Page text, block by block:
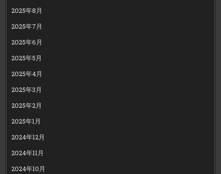
2025年8月
2025年7月
2025年6月
2025年5月
2025年4月
2025年3月
2025年2月
2025年1月
2024年12月
2024年11月
2024年10月